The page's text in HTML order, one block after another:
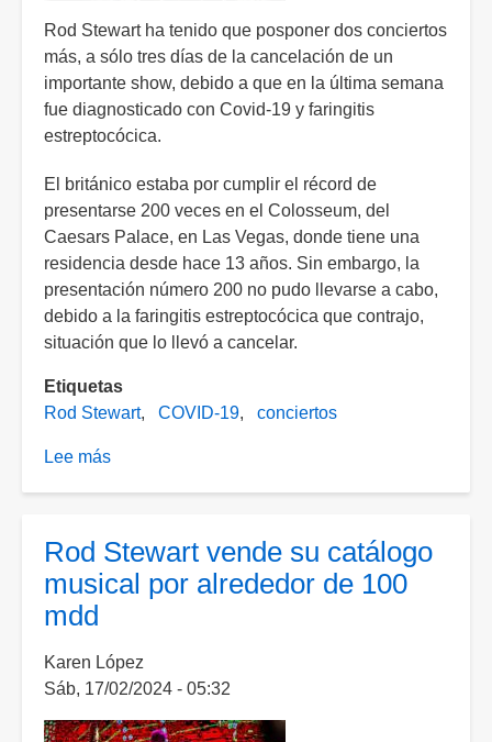
Rod Stewart ha tenido que posponer dos conciertos
más, a sólo tres días de la cancelación de un
importante show, debido a que en la última semana
fue diagnosticado con Covid-19 y faringitis
estreptocócica.
El británico estaba por cumplir el récord de
presentarse 200 veces en el Colosseum, del
Caesars Palace, en Las Vegas, donde tiene una
residencia desde hace 13 años. Sin embargo, la
presentación número 200 no pudo llevarse a cabo,
debido a la faringitis estreptocócica que contrajo,
situación que lo llevó a cancelar.
Etiquetas
Rod Stewart
COVID-19 conciertos
Lee más
conciertos
tras
Covid-
19
y
Rod Stewart vende su catálogo
musical por alrededor de 100
mdd
Karen López
Sáb, 17/02/2024 - 05:32